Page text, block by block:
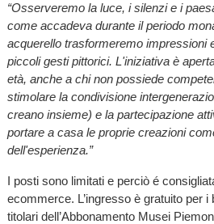
“Osserveremo la luce, i silenzi e i
come accadeva durante il periodo
acquerello trasformeremo impressioni
piccoli gesti pittorici. L'iniziativa è
età, anche a chi non possiede
stimolare la condivisione
creano insieme) e la partecipazione
portare a casa le proprie creazioni
dell'esperienza.”
I posti sono limitati e perciò é
ecommerce. L’ingresso è gratuito per
titolari dell’Abbonamento Musei